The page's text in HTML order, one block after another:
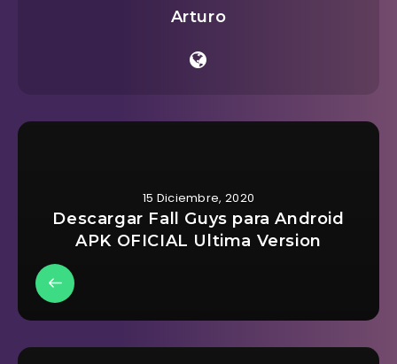
Arturo
15 Diciembre, 2020
Descargar Fall Guys para Android
APK OFICIAL Ultima Version